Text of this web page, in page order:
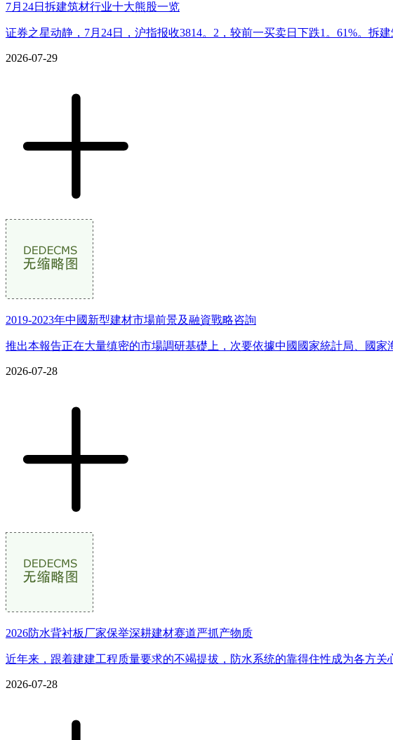
7月24日拆建筑材行业十大熊股一览
证券之星动静，7月24日，沪指报收3814。2，较前一买卖日下跌1。61%。拆
2026-07-29
2019-2023年中國新型建材市場前景及融資戰略咨詢
推出本報告正在大量缜密的市場調研基礎上，次要依據中國國家統計局、國
2026-07-28
2026防水背衬板厂家保举深耕建材赛道严抓产物质
近年来，跟着建建工程质量要求的不竭提拔，防水系统的靠得住性成为各方
2026-07-28